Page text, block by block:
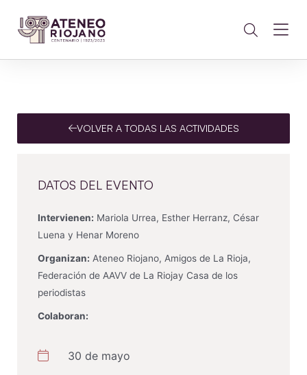
VOLVER A TODAS LAS ACTIVIDADES
DATOS DEL EVENTO
Intervienen: Mariola Urrea, Esther Herranz, César
Luena y Henar Moreno
Organizan: Ateneo Riojano, Amigos de La Rioja,
Federación de AAVV de La Riojay Casa de los
periodistas
Colaboran:
30 de mayo